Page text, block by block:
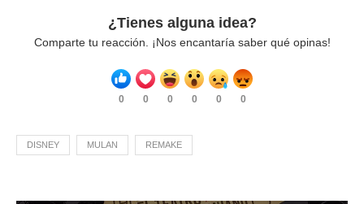
¿Tienes alguna idea?
Comparte tu reacción. ¡Nos encantaría saber qué opinas!
0 0 0 0 0 0
DISNEY MULAN REMAKE